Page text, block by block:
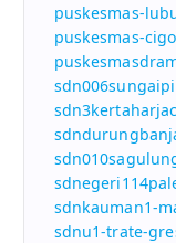
puskesmas-
puskesmas-
sdnkauman1-
sdnu1-trate-